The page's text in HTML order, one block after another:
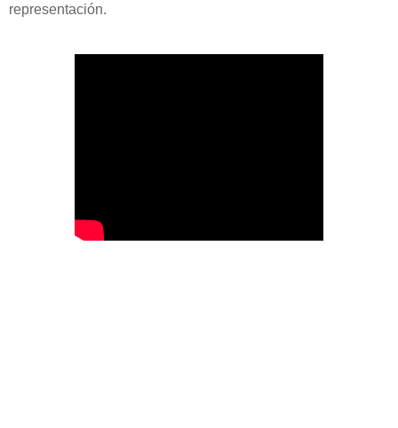
representación.